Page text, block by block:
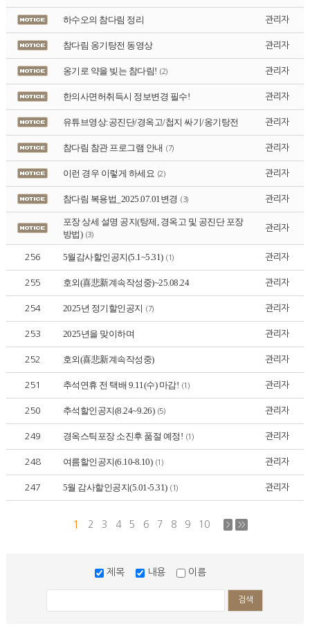
하수오의 참다림 정리 관리자
참다림 옹기탕전 동영상 관리자
옹기로 약을 빚는 참다림! (2) 관리자
한의사면허취득시 정보변경 필수! 관리자
유튜브영상:공진단/경옥고/첩지 싸기/옹기탕전 관리자
참다림 참관 프로그램 안내 (7) 관리자
이런 경우 이렇게 하세요 (2) 관리자
참다림 복용법_2025.07.01변경 (3) 관리자
포장 상세 설명 공지(탕제, 경옥고 및 공진단 포장
방법) (3)
관리자
256 5월감사할인공지(5.1~5.31) (1) 관리자
255 호외(喜悲新계속작성중)~25.08.24 관리자
254 2025년 정기할인공지 (7) 관리자
253 2025년을 맞이하며 관리자
252 호외(喜悲新계속작성중) 관리자
251 추석연휴 전 택배 9.11(수) 마감! (1) 관리자
250 추석할인공지(8.24~9.26) (5) 관리자
249 경옥스틱포장 소진후 품절 예정! (1) 관리자
248 여름할인공지(6.10-8.10) (1) 관리자
247 5월 감사할인공지(5.01-5.31) (1) 관리자
1 2 3 4 5 6 7 8 9 10 > >>
제목 내용 이름
검색